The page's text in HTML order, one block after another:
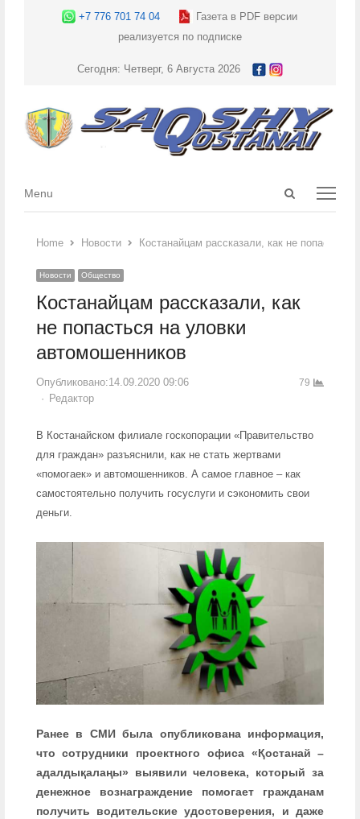
+7 776 701 74 04
Газета в PDF версии
реализуется по подписке
Сегодня: Четверг, 6 Августа 2026
Open
Menu
Menu
Home Новости Костанайцам рассказали, как не попасться
Новости Общество
Костанайцам рассказали, как
не попасться на уловки
автомошенников
Опубликовано:14.09.2020 09:06
Author
Редактор
79
В Костанайском филиале госкопорации «Правительство
для граждан» разъяснили, как не стать жертвами
«помогаек» и автомошенников. А самое главное – как
самостоятельно получить госуслуги и сэкономить свои
деньги.
Ранее в СМИ была опубликована информация,
что сотрудники проектного офиса «Қостанай –
адалдықалаңы» выявили человека, который за
денежное вознаграждение помогает гражданам
получить водительские удостоверения, и даже